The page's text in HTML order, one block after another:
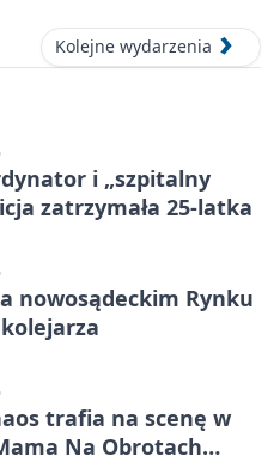
Kolejne wydarzenia
i „szpitalny
zatrzymała 25-latka
nowosądeckim Rynku
trafia na scenę w
Na Obrotach